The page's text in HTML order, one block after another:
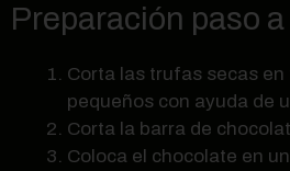
Preparación paso
Corta las trufas secas
pequeños con ayuda de
Corta la barra de
Coloca el chocolate en